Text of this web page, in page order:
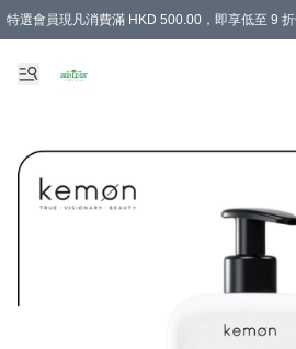
特選會員現凡消費滿 HKD 500.00，即享低至 9 折